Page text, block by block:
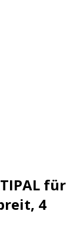
für
4